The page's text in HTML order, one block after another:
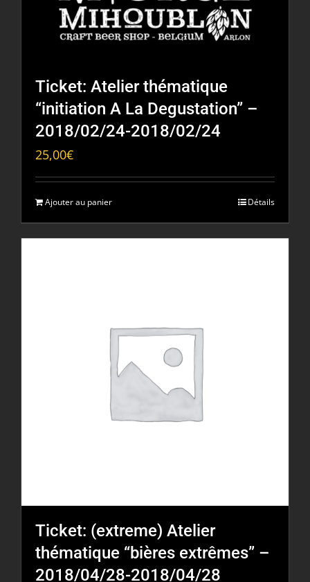
Ticket: Atelier thématique
“initiation A La Degustation” –
2018/02/24-2018/02/24
25,00€
Ajouter au panier Détails
Ticket: (extreme) Atelier
thématique “bières extrêmes” –
2018/04/28-2018/04/28